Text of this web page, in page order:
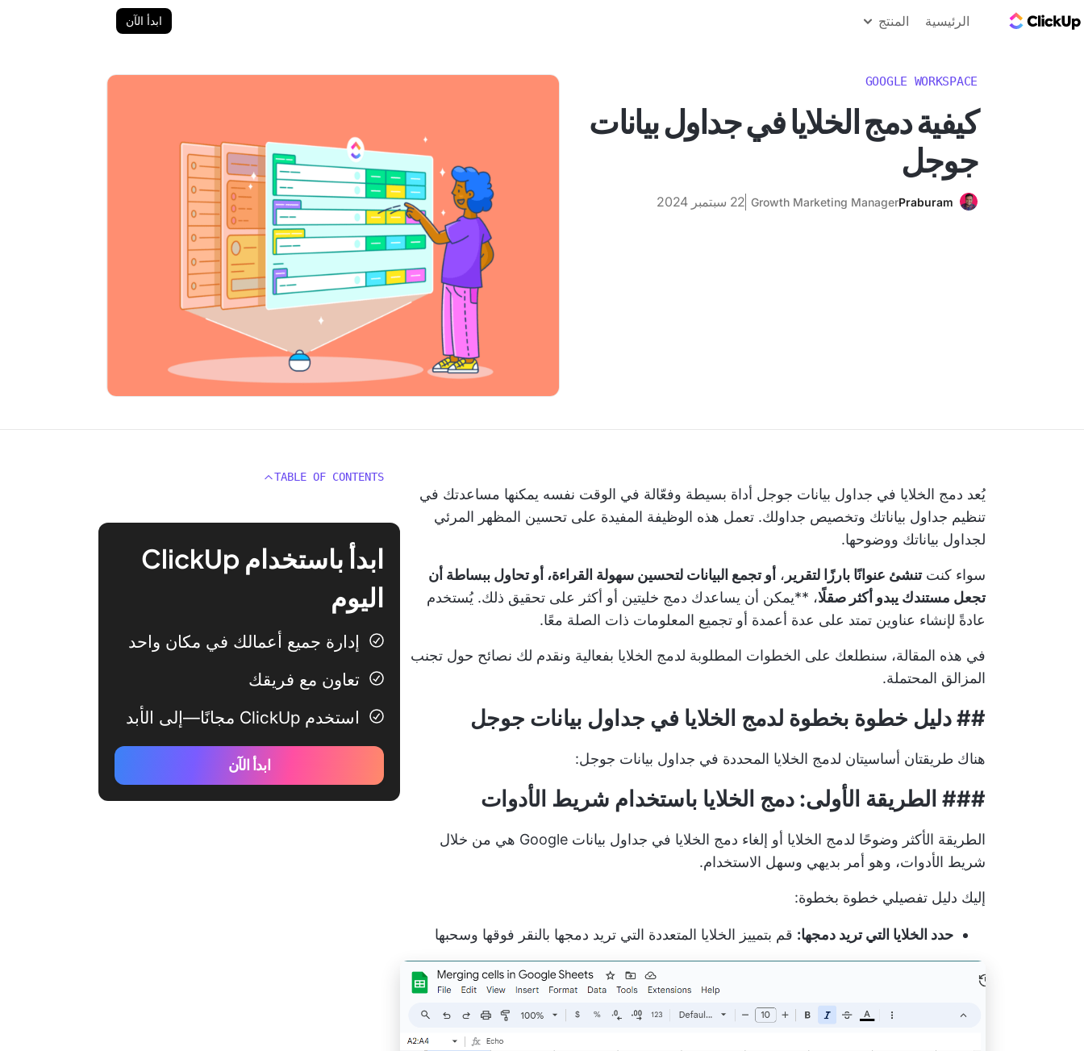
الرئيسية المنتج ابدأ الآن
GOOGLE WORKSPACE
كيفية دمج الخلايا في جداول بيانات
جوجل
Praburam
Growth Marketing Manager 22 سبتمبر 2024
يُعد دمج الخلايا في جداول بيانات جوجل أداة بسيطة وفعّالة في الوقت نفسه يمكنها مساعدتك في
تنظيم جداول بياناتك وتخصيص جداولك. تعمل هذه الوظيفة المفيدة على تحسين المظهر المرئي
لجداول بياناتك ووضوحها.
سواء كنتتنشئ عنوانًا بارزًا لتقرير ، أو تجمع البيانات لتحسين سهولة القراءة، أو تحاول ببساطة أن
تجعل مستندك يبدو أكثر صقلًا، **يمكن أن يساعدك دمج خليتين أو أكثر على تحقيق ذلك. يُستخدم
عادةً لإنشاء عناوين تمتد على عدة أعمدة أو تجميع المعلومات ذات الصلة معًا.
في هذه المقالة، سنطلعك على الخطوات المطلوبة لدمج الخلايا بفعالية ونقدم لك نصائح حول تجنب
المزالق المحتملة.
## دليل خطوة بخطوة لدمج الخلايا في جداول بيانات جوجل
هناك طريقتان أساسيتان لدمج الخلايا المحددة في جداول بيانات جوجل:
### الطريقة الأولى: دمج الخلايا باستخدام شريط الأدوات
الطريقة الأكثر وضوحًا لدمج الخلايا أو إلغاء دمج الخلايا في جداول بيانات Google هي من خلال
شريط الأدوات، وهو أمر بديهي وسهل الاستخدام.
إليك دليل تفصيلي خطوة بخطوة:
حدد الخلايا التي تريد دمجها: قم بتمييز الخلايا المتعددة التي تريد دمجها بالنقر فوقها وسحبها
TABLE OF CONTENTS
ابدأ باستخدام ClickUp
اليوم
إدارة جميع أعمالك في مكان واحد
تعاون مع فريقك
استخدم ClickUp مجانًا—إلى الأبد
ابدأ الآن